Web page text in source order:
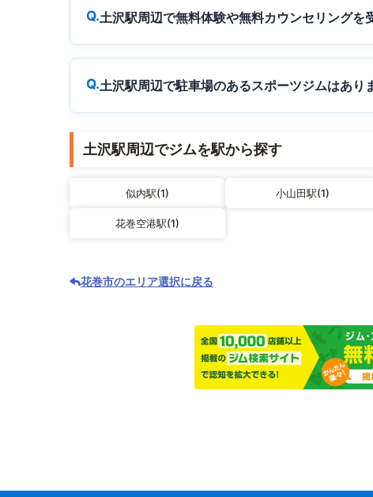
土沢駅周辺で無料体験や無料カウンセリングを
土沢駅周辺で駐車場のあるスポーツジムはあり
土沢駅周辺でジムを駅から探す
似内駅(1) 小山田駅(1)
花巻空港駅(1)
花巻市のエリア選択に戻る